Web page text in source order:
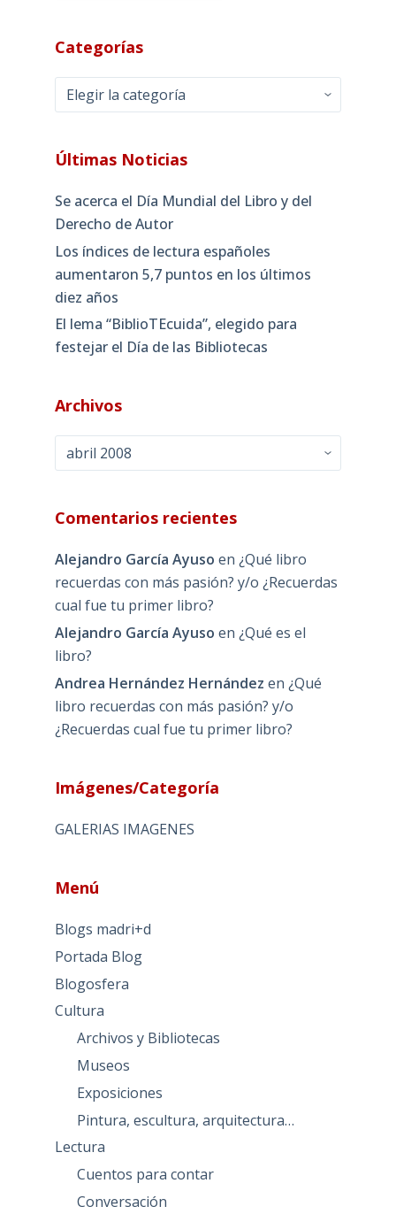
Categorías
Categorías
Últimas Noticias
Se acerca el Día Mundial del Libro y del
Derecho de Autor
Los índices de lectura españoles
aumentaron 5,7 puntos en los últimos
diez años
El lema “BiblioTEcuida”, elegido para
festejar el Día de las Bibliotecas
Archivos
Archivos
Comentarios recientes
Alejandro García Ayuso en ¿Qué libro
recuerdas con más pasión? y/o ¿Recuerdas
cual fue tu primer libro?
Alejandro García Ayuso en ¿Qué es el
libro?
Andrea Hernández Hernández en ¿Qué
libro recuerdas con más pasión? y/o
¿Recuerdas cual fue tu primer libro?
Imágenes/Categoría
GALERIAS IMAGENES
Menú
Blogs madri+d
Portada Blog
Blogosfera
Cultura
Archivos y Bibliotecas
Museos
Exposiciones
Pintura, escultura, arquitectura…
Lectura
Cuentos para contar
Conversación